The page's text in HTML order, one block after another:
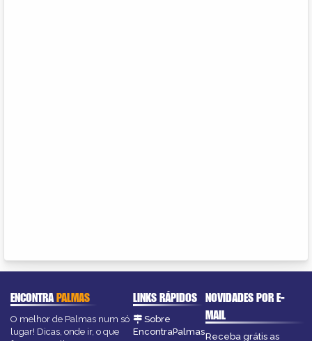
ENCONTRAPALMAS
O melhor de Palmas num só
lugar! Dicas, onde ir, o que
LINKS RÁPIDOS
Sobre
EncontraPalmas
NOVIDADES POR E-
MAIL
Receba grátis as